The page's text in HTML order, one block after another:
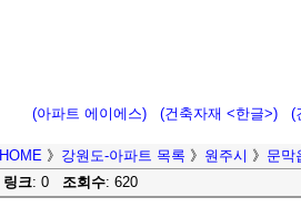
(아파트 에이에스) (건축자재 <한글>) (
HOME 》 강원도-아파트 목록 》 원주시 》 문막
링크: 0 조회수: 620